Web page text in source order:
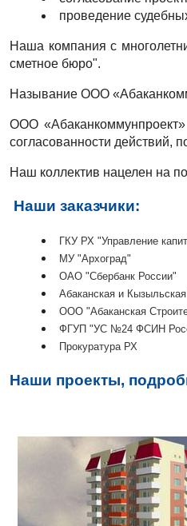
проведение
Наша компания с
сметное бюро".
Называние ООО
ООО
согласованности действий,
Наш коллектив нацелен на
Наши заказчики:
ГКУ РХ "Управление
МУ "Архоград"
ОАО "Сбербанк России"
Абаканская и
ООО "Абаканская
ФГУП "УС №24 ФСИН
Прокуратура РХ
Наши проекты,